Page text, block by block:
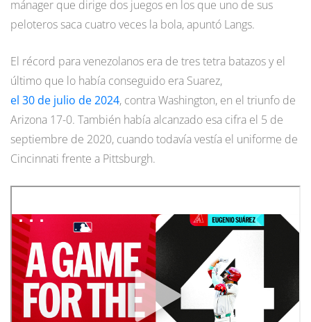
mánager que dirige dos juegos en los que uno de sus
peloteros saca cuatro veces la bola, apuntó Langs.
El récord para venezolanos era de tres tetra batazos y el
último que lo había conseguido era Suarez,
el 30 de julio de 2024, contra Washington, en el triunfo de
Arizona 17-0. También había alcanzado esa cifra el 5 de
septiembre de 2020, cuando todavía vestía el uniforme de
Cincinnati frente a Pittsburgh.